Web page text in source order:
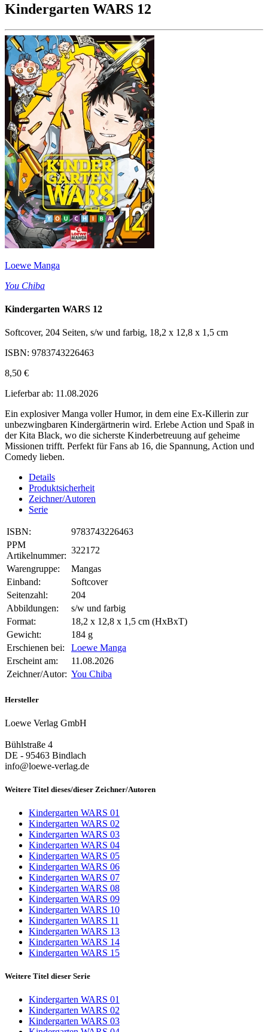
Kindergarten WARS 12
Loewe Manga
You Chiba
Kindergarten WARS 12
Softcover, 204 Seiten, s/w und farbig, 18,2 x 12,8 x 1,5 cm
ISBN: 9783743226463
8,50 €
Lieferbar ab: 11.08.2026
Ein explosiver Manga voller Humor, in dem eine Ex-Killerin zur
unbezwingbaren Kindergärtnerin wird. Erlebe Action und Spaß in
der Kita Black, wo die sicherste Kinderbetreuung auf geheime
Missionen trifft. Perfekt für Fans ab 16, die Spannung, Action und
Comedy lieben.
Details
Produktsicherheit
Zeichner/Autoren
Serie
ISBN:
9783743226463
PPM
Artikelnummer:
322172
Warengruppe:
Mangas
Einband:
Softcover
Seitenzahl:
204
Abbildungen:
s/w und farbig
Format:
18,2 x 12,8 x 1,5 cm (HxBxT)
Gewicht:
184 g
Erschienen bei:
Loewe Manga
Erscheint am:
11.08.2026
Zeichner/Autor: You Chiba
Hersteller
Loewe Verlag GmbH
Bühlstraße 4
DE - 95463 Bindlach
info@loewe-verlag.de
Weitere Titel dieses/dieser Zeichner/Autoren
Kindergarten WARS 01
Kindergarten WARS 02
Kindergarten WARS 03
Kindergarten WARS 04
Kindergarten WARS 05
Kindergarten WARS 06
Kindergarten WARS 07
Kindergarten WARS 08
Kindergarten WARS 09
Kindergarten WARS 10
Kindergarten WARS 11
Kindergarten WARS 13
Kindergarten WARS 14
Kindergarten WARS 15
Weitere Titel dieser Serie
Kindergarten WARS 01
Kindergarten WARS 02
Kindergarten WARS 03